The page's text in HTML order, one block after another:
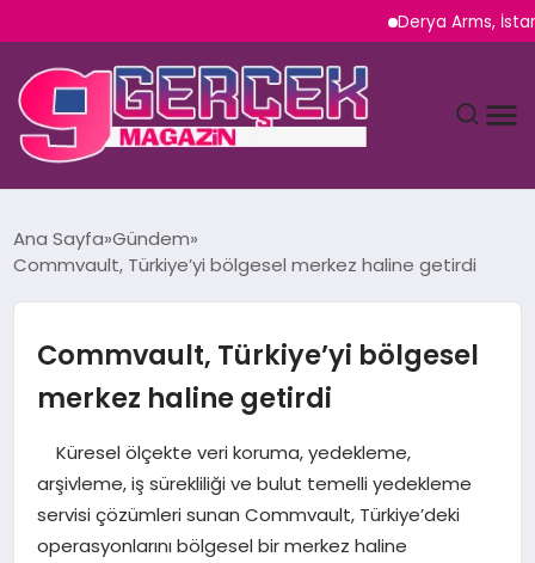
Derya Arms, İstanbul
SPOR
TEKNOLOJI
Ana Sayfa Gündem
Commvault, Türkiye’yi bölgesel merkez haline getirdi
Commvault, Türkiye’yi bölgesel
merkez haline getirdi
Küresel ölçekte veri koruma, yedekleme,
arşivleme, iş sürekliliği ve bulut temelli yedekleme
servisi çözümleri sunan Commvault, Türkiye’deki
operasyonlarını bölgesel bir merkez haline